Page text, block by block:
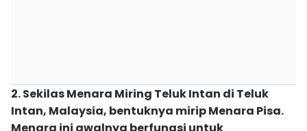
2. Sekilas Menara Miring Teluk Intan di Teluk
Intan, Malaysia, bentuknya mirip Menara Pisa.